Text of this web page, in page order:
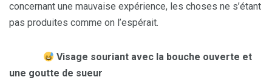
concernant une mauvaise expérience, les choses ne s’étant
pas produites comme on l’espérait.
Visage souriant avec la bouche ouverte et
une goutte de sueur